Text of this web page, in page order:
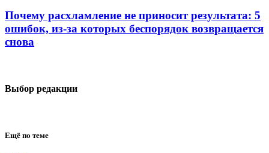
Почему расхламление не приносит результата: 5
ошибок, из-за которых беспорядок возвращается
снова
Выбор редакции
Ещё по теме